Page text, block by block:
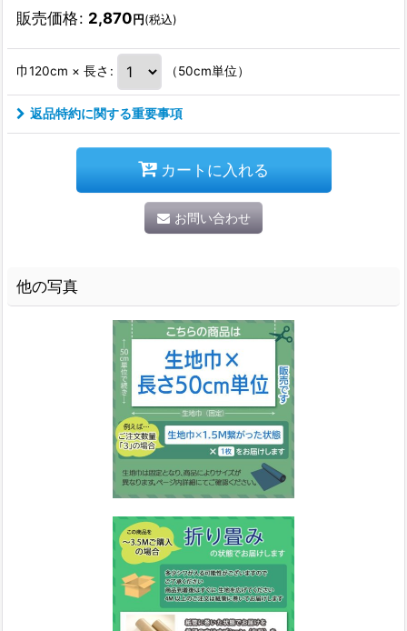
販売価格: 2,870円(税込)
巾120cm × 長さ : （50cm単位）
返品特約に関する重要事項
カートに入れる
お問い合わせ
他の写真